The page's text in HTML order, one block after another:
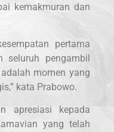
kemakmuran dan
pertama
seluruh pengambil
momen yang
kata Prabowo.
apresiasi kepada
yang telah